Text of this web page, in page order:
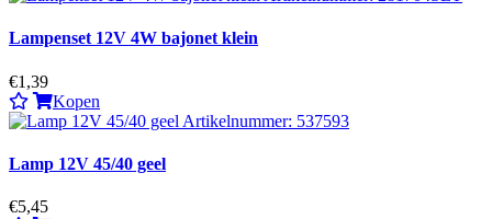
Lampenset 12V 4W bajonet klein
€1,39
Kopen
Lamp 12V 45/40 geel
€5,45